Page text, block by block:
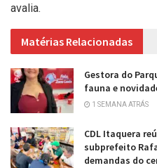
avalia.
Matérias Relacionadas
Gestora do
fauna e
1 SEMANA ATRÁS
CDL Itaquera
subprefeito
demandas do